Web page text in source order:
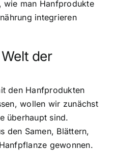
wie man Hanfprodukte
integrieren
der
den Hanfprodukten
wollen wir zunächst
überhaupt sind.
den Samen, Blättern,
gewonnen.